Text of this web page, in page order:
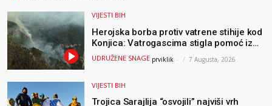
VIJESTI BIH
Herojska borba protiv vatrene stihije kod
Konjica: Vatrogascima stigla pomoć iz
Sarajeva, helikopteri i Air Tractori
UDRUŽENE SNAGE prviklik - 7 Augusta, 2026
VIJESTI BIH
Trojica Sarajlija “osvojili” najviši vrh